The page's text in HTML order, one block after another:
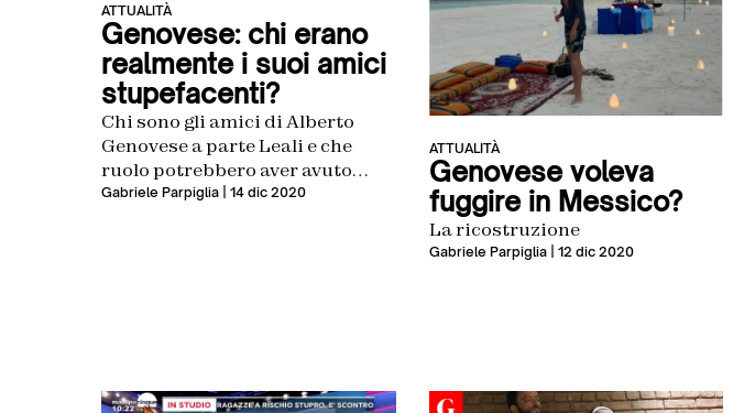
ATTUALITÀ
Genovese: chi erano
realmente i suoi amici
stupefacenti?
Chi sono gli amici di Alberto
Genovese a parte Leali e che
ruolo potrebbero aver avuto
nella vita dell’imprenditore e nel
Gabriele Parpiglia | 14 dic 2020
ATTUALITÀ
Genovese voleva
fuggire in Messico?
La ricostruzione
Gabriele Parpiglia| 12 dic 2020